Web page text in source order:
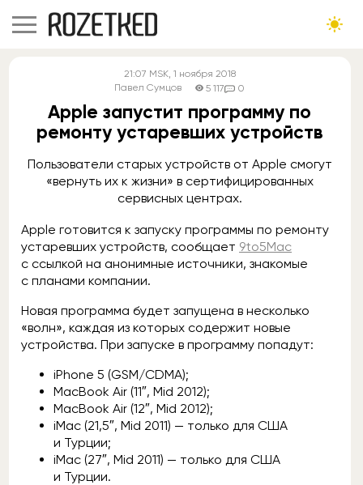
21:07 MSK, 1 ноября 2018
Павел Сумцов
5 117 0
Apple запустит программу по
ремонту устаревших устройств
Пользователи старых устройств от Apple смогут
«вернуть их к жизни» в сертифицированных
сервисных центрах.
Apple готовится к запуску программы по ремонту
устаревших устройств, сообщает 9to5Mac
с ссылкой на анонимные источники, знакомые
с планами компании.
Новая программа будет запущена в несколько
«волн», каждая из которых содержит новые
устройства. При запуске в программу попадут:
iPhone 5 (GSM/CDMA);
MacBook Air (11″, Mid 2012);
MacBook Air (12″, Mid 2012);
iMac (21,5″, Mid 2011) — только для США
и Турции;
iMac (27″, Mid 2011) — только для США
и Турции.